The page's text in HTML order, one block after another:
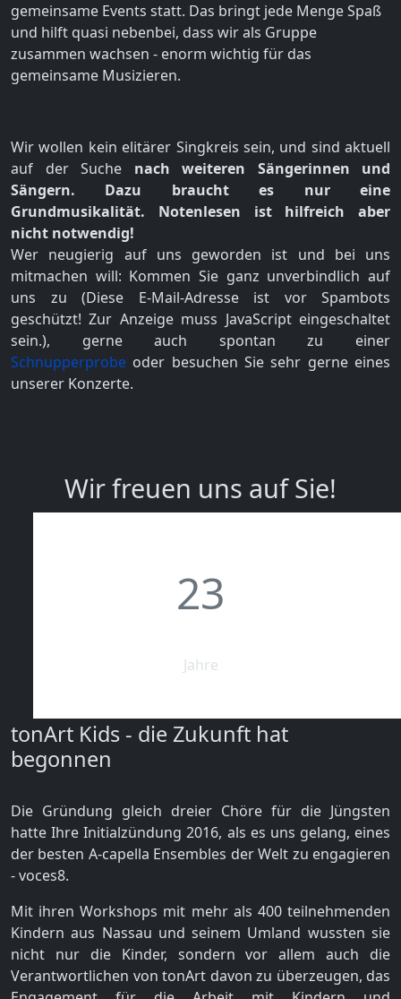
gemeinsame Events statt. Das bringt jede Menge Spaß
und hilft quasi nebenbei, dass wir als Gruppe
zusammen wachsen - enorm wichtig für das
gemeinsame Musizieren.
Wir wollen kein elitärer Singkreis sein, und sind aktuell
auf der Suche nach weiteren Sängerinnen und
Sängern. Dazu braucht es nur eine
Grundmusikalität. Notenlesen ist hilfreich aber
nicht notwendig!
Wer neugierig auf uns geworden ist und bei uns
mitmachen will: Kommen Sie ganz unverbindlich auf
uns zu (Diese E-Mail-Adresse ist vor Spambots
geschützt! Zur Anzeige muss JavaScript eingeschaltet
sein.), gerne auch spontan zu einer
Schnupperprobe oder besuchen Sie sehr gerne eines
unserer Konzerte.
Wir freuen uns auf Sie!
23
Jahre
tonArt Kids - die Zukunft hat
begonnen
Die Gründung gleich dreier Chöre für die Jüngsten
hatte Ihre Initialzündung 2016, als es uns gelang, eines
der besten A-capella Ensembles der Welt zu engagieren
- voces8.
Mit ihren Workshops mit mehr als 400 teilnehmenden
Kindern aus Nassau und seinem Umland wussten sie
nicht nur die Kinder, sondern vor allem auch die
Verantwortlichen von tonArt davon zu überzeugen, das